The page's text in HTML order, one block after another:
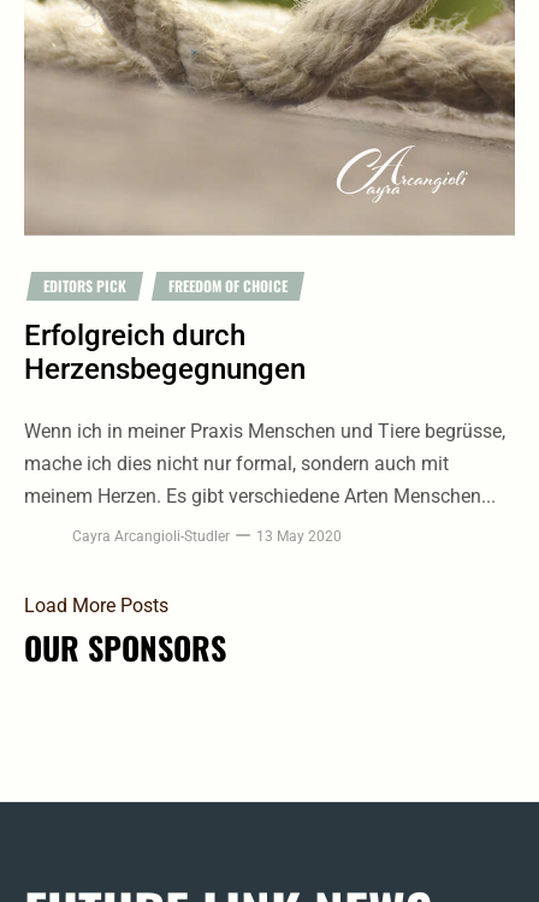
EDITORS PICK FREEDOM OF CHOICE
Erfolgreich durch
Herzensbegegnungen
Wenn ich in meiner Praxis Menschen und Tiere begrüsse,
mache ich dies nicht nur formal, sondern auch mit
meinem Herzen. Es gibt verschiedene Arten Menschen...
Cayra Arcangioli-Studler 13 May 2020
Load More Posts
OUR SPONSORS